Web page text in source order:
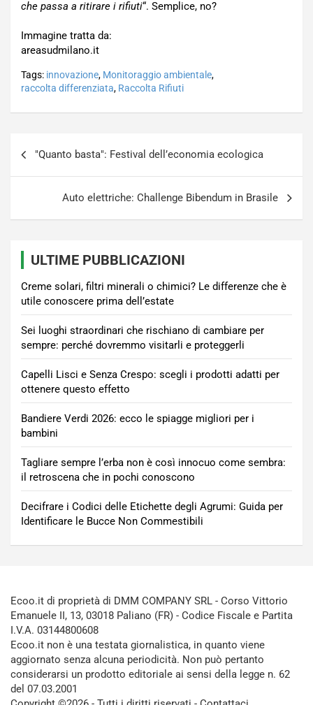
che passa a ritirare i rifiuti“. Semplice, no?
Immagine tratta da:
areasudmilano.it
Tags: innovazione, Monitoraggio ambientale,
raccolta differenziata, Raccolta Rifiuti
articoli
"Quanto basta": Festival dell’economia ecologica
Auto elettriche: Challenge Bibendum in Brasile
ULTIME PUBBLICAZIONI
Creme solari, filtri minerali o chimici? Le differenze che è
utile conoscere prima dell’estate
Sei luoghi straordinari che rischiano di cambiare per
sempre: perché dovremmo visitarli e proteggerli
Capelli Lisci e Senza Crespo: scegli i prodotti adatti per
ottenere questo effetto
Bandiere Verdi 2026: ecco le spiagge migliori per i
bambini
Tagliare sempre l’erba non è così innocuo come sembra:
il retroscena che in pochi conoscono
Decifrare i Codici delle Etichette degli Agrumi: Guida per
Identificare le Bucce Non Commestibili
Ecoo.it di proprietà di DMM COMPANY SRL - Corso Vittorio
Emanuele II, 13, 03018 Paliano (FR) - Codice Fiscale e Partita
I.V.A. 03144800608
Ecoo.it non è una testata giornalistica, in quanto viene
aggiornato senza alcuna periodicità. Non può pertanto
considerarsi un prodotto editoriale ai sensi della legge n. 62
del 07.03.2001